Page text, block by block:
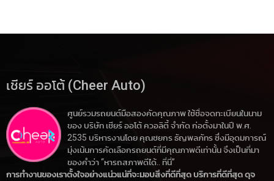
เชียร์ ออโต้ (Cheer Auto)
ศูนย์รวมรถยนต์มือสองคัดคุณภาพ ใช้ชื่อจดทะเบียนในนาม
ของ บริษัท เชียร์ ออโต้ ควอลิตี้ จำกัด ก่อตั้งมาในปี พ.ศ.
2535 บริหารงานโดย คุณชยกร ธัญพลภัทร ซึ่งมีอุดมการณ์
มุ่งเน้นการคัดเลือกรถยนต์ที่มีคุณภาพดีเท่านั้น จึงเป็นที่มา
ของคำว่า “หารถสภาพดีได้.. ที่นี่”
การทำงานของเราตั้งใจอย่างแน่วแน่ที่จะมอบสิ่งที่ดีที่สุด บริการที่ดีที่สุด ดุจ